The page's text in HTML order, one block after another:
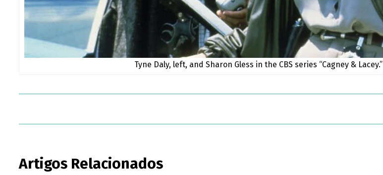
Tyne Daly, left, and Sharon Gless in the CBS series “Cagney & Lacey.”
Artigos Relacionados